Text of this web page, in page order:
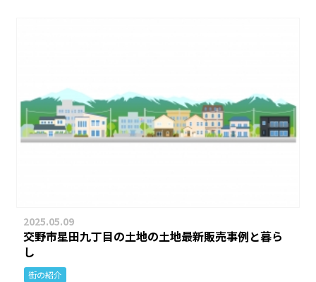
2025.05.09
交野市星田九丁目の土地の土地最新販売事例と暮ら
し
街の紹介